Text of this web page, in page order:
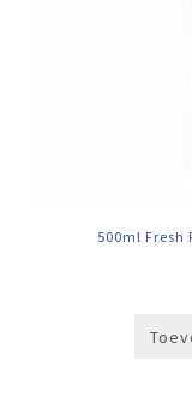
500ml Fresh